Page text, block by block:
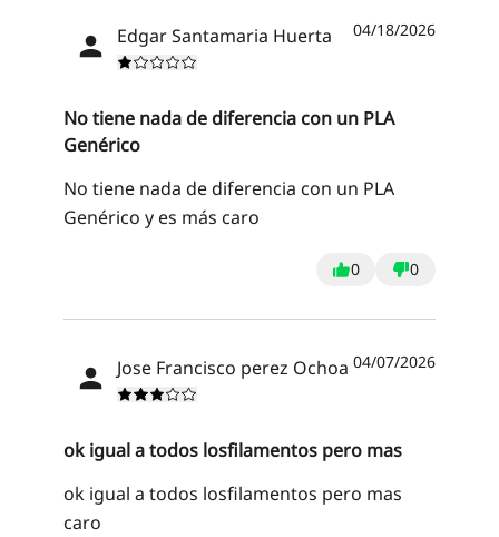
Edgar Santamaria Huerta 04/18/2026
No tiene nada de diferencia con un PLA
Genérico
No tiene nada de diferencia con un PLA
Genérico y es más caro
0 0
Jose Francisco perez Ochoa 04/07/2026
ok igual a todos losfilamentos pero mas
ok igual a todos losfilamentos pero mas
caro